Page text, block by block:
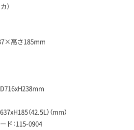
）
高さ185mm
（42.5L）（mm）
ド：115-0904